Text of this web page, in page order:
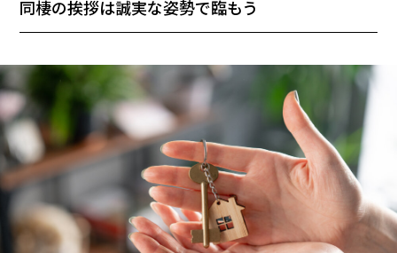
同棲の挨拶は誠実な姿勢で臨もう